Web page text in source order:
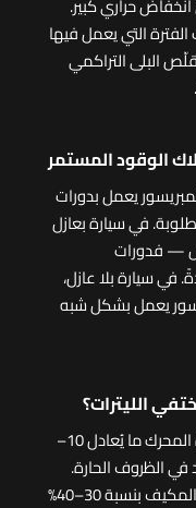
التي يعمل فيها
البلى التراكمي
الوقود المستمر
يعمل بدورات
في سيارة بعازل
— فدورات
في سيارة بلا عازل،
يعمل بشكل شبه
الليترات؟
مكيف السيارة يستهلك من قوة المحرك ما يُعادل 10–
في الظروف الحارة.
العازل الحراري الذي يُقلّص حمل المكيف بنسبة 30–40%